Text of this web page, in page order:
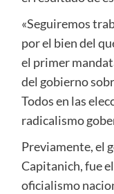
«Seguiremos
por el bien del
el primer
del gobierno
Todos en las
radicalismo
Previamente, el
Capitanich, fue
oficialismo